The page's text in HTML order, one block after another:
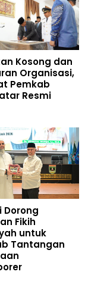
Kosong dan
Organisasi,
Pemkab
Resmi
Dorong
Fikih
untuk
Tantangan